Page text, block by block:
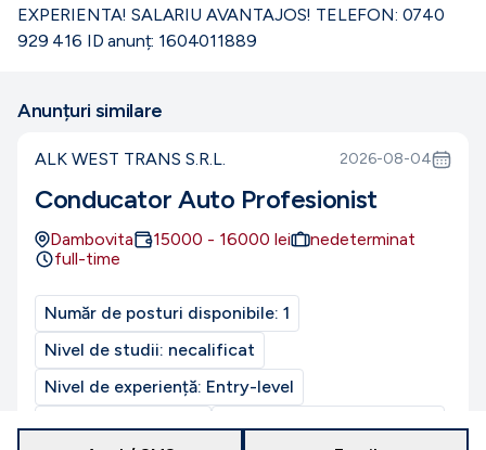
EXPERIENTA! SALARIU AVANTAJOS! TELEFON: 0740
929 416 ID anunț: 1604011889
Anunțuri similare
ALK WEST TRANS S.R.L. 2026-08-04
Conducator Auto Profesionist
Dambovita 15000 - 16000 lei
nedeterminat
full-time
Număr de posturi disponibile: 1
Nivel de studii: necalificat
Nivel de experiență: Entry-level
CUI/CIF:49368650 Program de muncă:normal